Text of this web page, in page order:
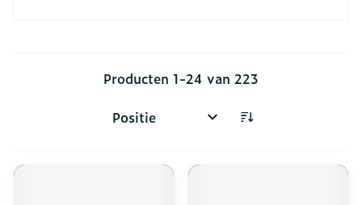
Producten 1-24 van 223
Sorteer op: